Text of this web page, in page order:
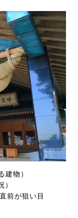
建物）
）
前が狙い目